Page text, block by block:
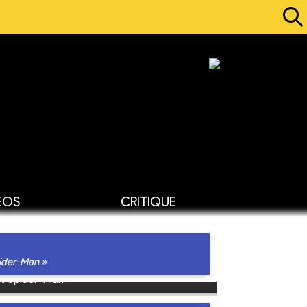
CRITIQUE
Man »
Spider-Man